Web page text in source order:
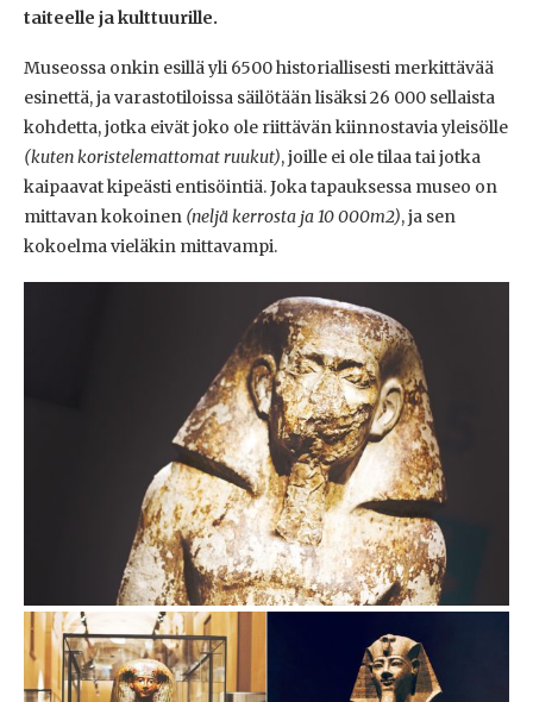
taiteelle ja kulttuurille.
Museossa onkin esillä yli 6500 historiallisesti merkittävää
esinettä, ja varastotiloissa säilötään lisäksi 26 000 sellaista
kohdetta, jotka eivät joko ole riittävän kiinnostavia yleisölle
(kuten koristelemattomat ruukut), joille ei ole tilaa tai jotka
kaipaavat kipeästi entisöintiä. Joka tapauksessa museo on
mittavan kokoinen (neljä kerrosta ja 10 000m2), ja sen
kokoelma vieläkin mittavampi.